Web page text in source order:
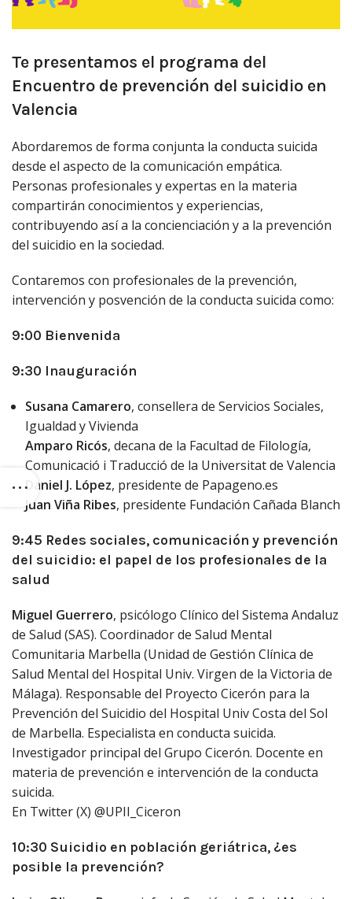
Te presentamos el programa del
Encuentro de prevención del suicidio en
Valencia
Abordaremos de forma conjunta la conducta suicida
desde el aspecto de la comunicación empática.
Personas profesionales y expertas en la materia
compartirán conocimientos y experiencias,
contribuyendo así a la concienciación y a la prevención
del suicidio en la sociedad.
Contaremos con profesionales de la prevención,
intervención y posvención de la conducta suicida como:
9:00 Bienvenida
9:30 Inauguración
Susana Camarero, consellera de Servicios Sociales,
Igualdad y Vivienda
Amparo Ricós, decana de la Facultad de Filología,
Comunicació i Traducció de la Universitat de Valencia
Daniel J. López, presidente de Papageno.es
Juan Viña Ribes, presidente Fundación Cañada Blanch
9:45 Redes sociales, comunicación y prevención
del suicidio: el papel de los profesionales de la
salud
Miguel Guerrero, psicólogo Clínico del Sistema Andaluz
de Salud (SAS). Coordinador de Salud Mental
Comunitaria Marbella (Unidad de Gestión Clínica de
Salud Mental del Hospital Univ. Virgen de la Victoria de
Málaga). Responsable del Proyecto Cicerón para la
Prevención del Suicidio del Hospital Univ Costa del Sol
de Marbella. Especialista en conducta suicida.
Investigador principal del Grupo Cicerón. Docente en
materia de prevención e intervención de la conducta
suicida.
En Twitter (X) @UPII_Ciceron
10:30 Suicidio en población geriátrica, ¿es
posible la prevención?